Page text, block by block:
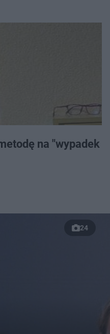
na "wypadek
24